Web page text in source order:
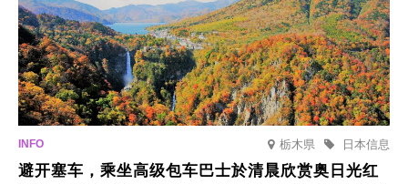
栃木県 日本信息
避开塞车，乘坐高级包车巴士於清晨欣赏奥日光红